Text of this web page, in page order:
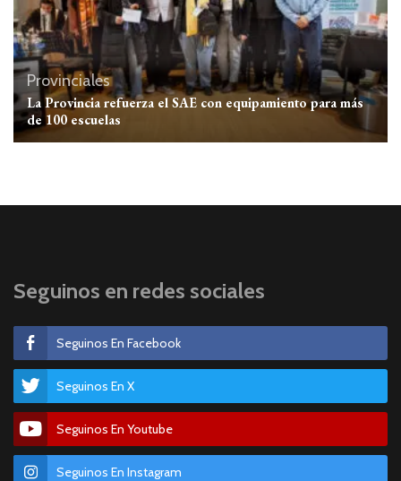
Provinciales
La Provincia refuerza el SAE con equipamiento para más
de 100 escuelas
Seguinos en redes sociales
Seguinos En Facebook
Seguinos En X
Seguinos En Youtube
Seguinos En Instagram